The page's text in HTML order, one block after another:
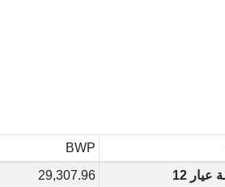
BWP
29,307.96